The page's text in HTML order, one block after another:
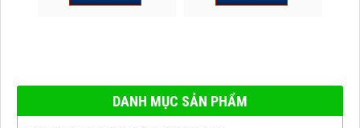
DANH MỤC SẢN PHẨM